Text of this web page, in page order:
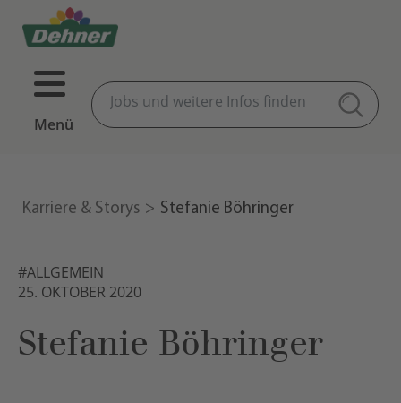
Menü
Karriere & Storys Stefanie Böhringer
#ALLGEMEIN
25. OKTOBER 2020
Stefanie Böhringer